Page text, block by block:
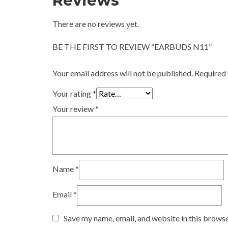
There are no reviews yet.
BE THE FIRST TO REVIEW “EARBUDS N11”
Your email address will not be published.
Your rating*
Your review*
Name*
Email*
Save my name, email, and website in this